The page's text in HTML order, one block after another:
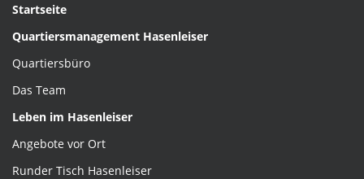
Startseite
Quartiersmanagement Hasenleiser
Quartiersbüro
Das Team
Leben im Hasenleiser
Angebote vor Ort
Runder Tisch Hasenleiser